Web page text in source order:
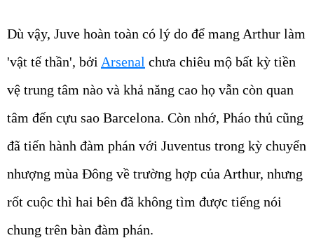
Dù vậy, Juve hoàn toàn có lý do để mang Arthur làm
'vật tế thần', bởi Arsenal chưa chiêu mộ bất kỳ tiền
vệ trung tâm nào và khả năng cao họ vẫn còn quan
tâm đến cựu sao Barcelona. Còn nhớ, Pháo thủ cũng
đã tiến hành đàm phán với Juventus trong kỳ chuyển
nhượng mùa Đông về trường hợp của Arthur, nhưng
rốt cuộc thì hai bên đã không tìm được tiếng nói
chung trên bàn đàm phán.